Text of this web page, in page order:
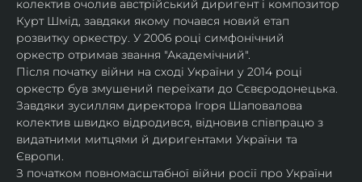
колектив очолив австрійський диригент і композитор
Курт Шмід, завдяки якому почався новий етап
розвитку оркестру. У 2006 році симфонічний
оркестр отримав звання "Академічний".
Після початку війни на сході України у 2014 році
оркестр був змушений переїхати до Сєвєродонецька.
Завдяки зусиллям директора Ігоря Шаповалова
колектив швидко відродився, відновив співпрацю з
видатними митцями й диригентами України та
Європи.
З початком повномасштабної війни росії про України